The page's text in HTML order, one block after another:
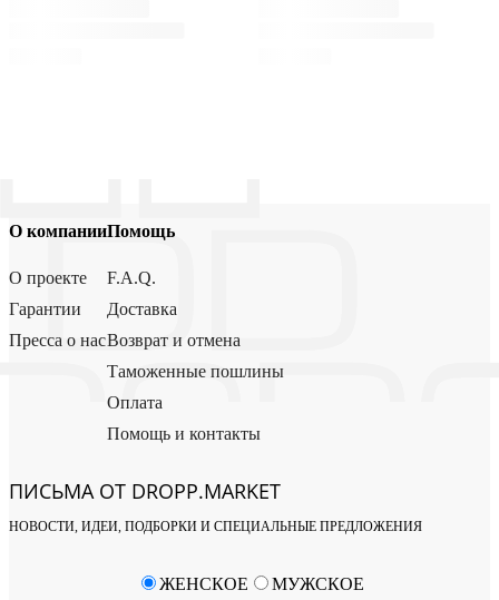
О компании
О проекте
Гарантии
Пресса о нас
Помощь
F.A.Q.
Доставка
Возврат и отмена
Таможенные пошлины
Оплата
Помощь и контакты
ПИСЬМА ОТ DROPP.MARKET
НОВОСТИ, ИДЕИ, ПОДБОРКИ И СПЕЦИАЛЬНЫЕ ПРЕДЛОЖЕНИЯ
ЖЕНСКОЕ МУЖСКОЕ